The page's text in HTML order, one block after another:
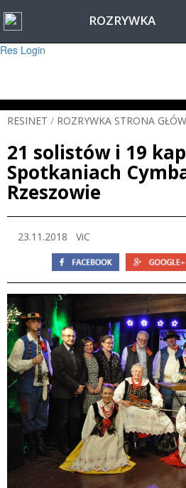
Warning
: session_start(): Failed to read
Res Login
ROZRYWKA
RESINET / ROZRYWKA STRONA
21 solistów i 19
Spotkaniach
Rzeszowie
23.11.2018 ViC